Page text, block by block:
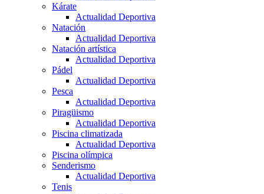
Kárate
Actualidad Deportiva
Natación
Actualidad Deportiva
Natación artística
Actualidad Deportiva
Pádel
Actualidad Deportiva
Pesca
Actualidad Deportiva
Piragüismo
Actualidad Deportiva
Piscina climatizada
Actualidad Deportiva
Piscina olímpica
Senderismo
Actualidad Deportiva
Tenis